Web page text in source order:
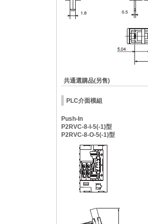
共通選購品(另售)
PLC介面模組
Push-In
P2RVC-8-I-5(-1)型
P2RVC-8-O-5(-1)型